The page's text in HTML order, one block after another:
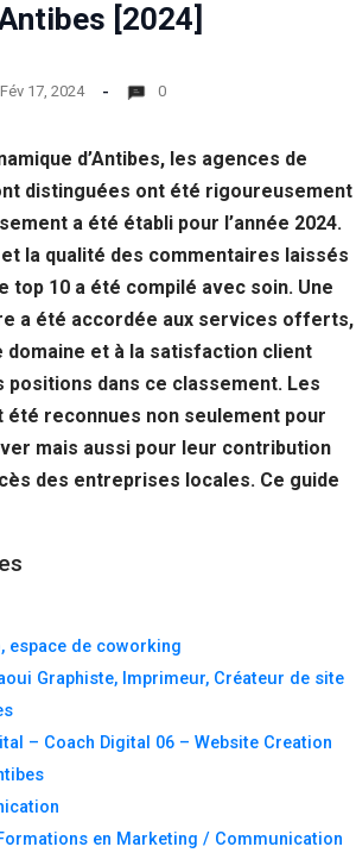
[2024]
Fév 17, 2024 0
d’Antibes, les agences de
distinguées ont été rigoureusement
a été établi pour l’année 2024.
la qualité des commentaires laissés
top 10 a été compilé avec soin. Une
a été accordée aux services offerts,
domaine et à la satisfaction client
dans ce classement. Les
reconnues non seulement pour
mais aussi pour leur contribution
des entreprises locales. Ce guide
espace de coworking
Graphiste, Imprimeur, Créateur de site
– Coach Digital 06 – Website Creation
en Marketing / Communication